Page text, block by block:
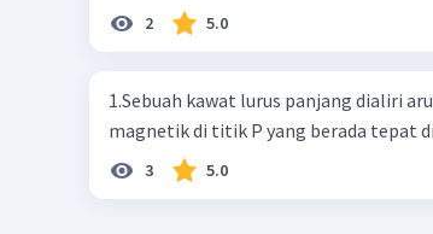
Vina? A. Rp2.540.000 C. Rp2.312.000 B.
2 5.0
1.Sebuah kawat lurus panjang dialiri
magnetik di titik P yang berada tepat
3 5.0